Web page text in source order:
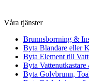
Våra tjänster
Brunnsborrning &
Byta Blandare eller
Byta Element till
Byta
Byta Golvbrunn,